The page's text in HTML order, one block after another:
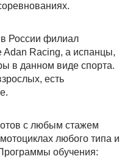
России филиал
Racing, а испанцы,
в данном виде спорта.
есть
с любым стажем
любого типа и
обучения: